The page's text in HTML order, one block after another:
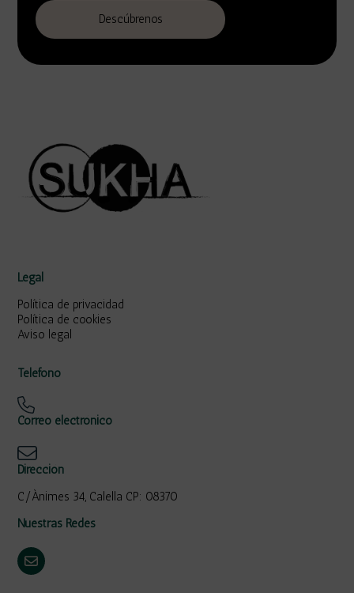
Descúbrenos
Legal
Política de privacidad
Política de cookies
Aviso legal
Teléfono
Correo electrónico
Dirección
C/Ànimes 34, Calella CP: 08370
Nuestras Redes